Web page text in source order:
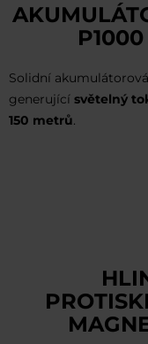
Solidní
generující světelný
150 metrů